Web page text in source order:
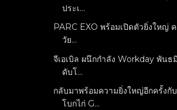
ประเ...
PARC EXO พร้อมเปิดตัวยิ่งใหญ่
วัย...
จีเอเบิล ผนึกกำลัง Workday พันธ
ดับโ...
กลับมาพร้อมความยิ่งใหญ่อีกครั้งกั
โบกไก่ G...